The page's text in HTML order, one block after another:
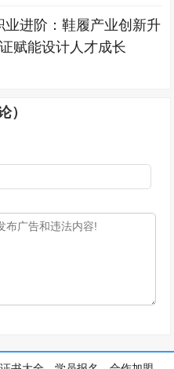
业进阶：鞋履产业创新升
赋能设计人才成长
）